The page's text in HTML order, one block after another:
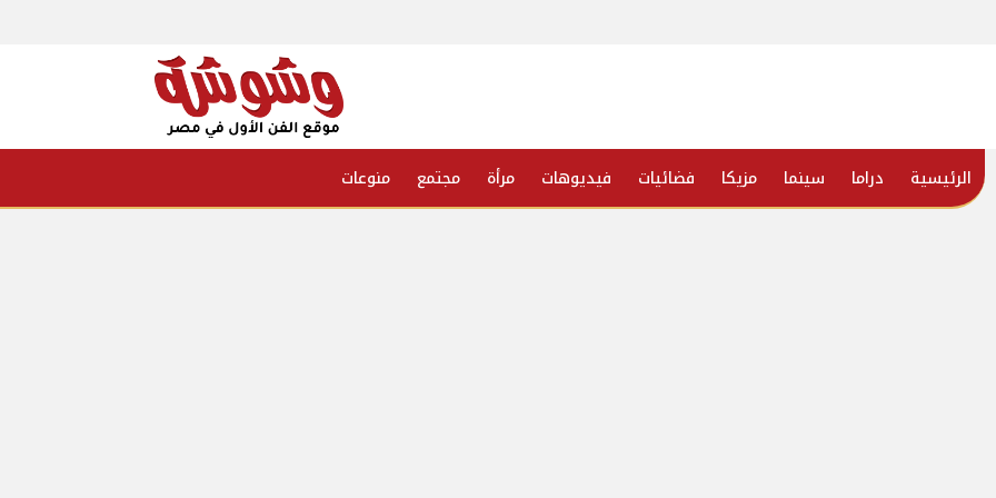
الرئيسية دراما سينما مزيكا فضائيات فيديوهات مرأة مجتمع منوعات